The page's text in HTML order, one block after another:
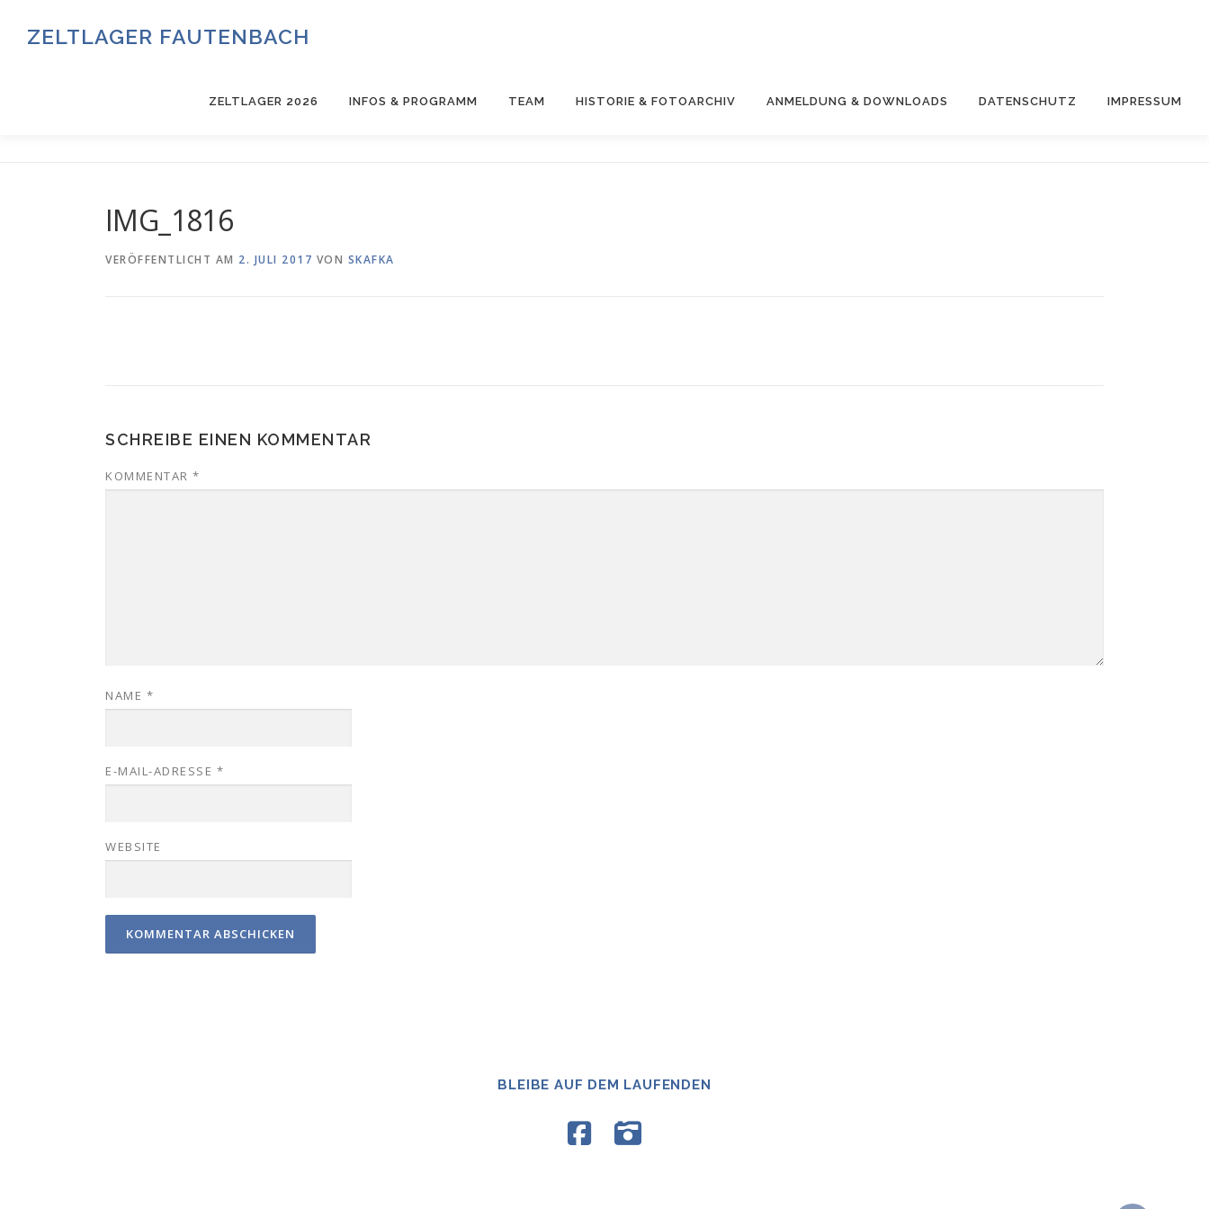
InhaltZELTLAGER FAUTENBACH
ZELTLAGER 2026 INFOS & PROGRAMM TEAM HISTORIE & FOTOARCHIV ANMELDUNG & DOWNLOADS DATENSCHUTZ IMPRESSUM
IMG_1816
VERÖFFENTLICHT AM 2. JULI 2017 VON SKAFKA
SCHREIBE EINEN KOMMENTAR
KOMMENTAR *
NAME *
E-MAIL-ADRESSE *
WEBSITE
BLEIBE AUF DEM LAUFENDEN